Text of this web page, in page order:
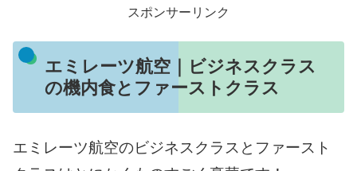
スポンサーリンク
エミレーツ航空｜ビジネスクラス
の機内食とファーストクラス
エミレーツ航空のビジネスクラスとファースト